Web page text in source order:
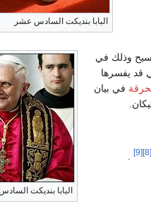
البابا بنديكت السادس عشر
البابا بنديكت
وذلك في
قد يفسرها
في بيان
[8]
[9]